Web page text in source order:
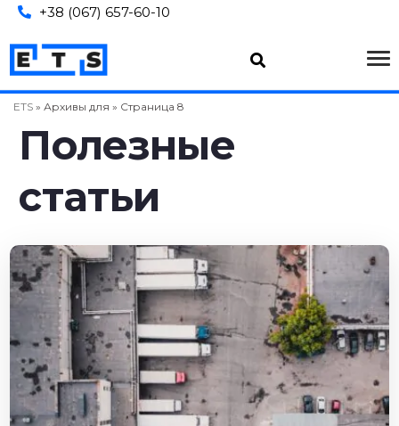
+38 (067) 657-60-10
ETS » Архивы для » Страница 8
Пoлeзныe
cтaтьи